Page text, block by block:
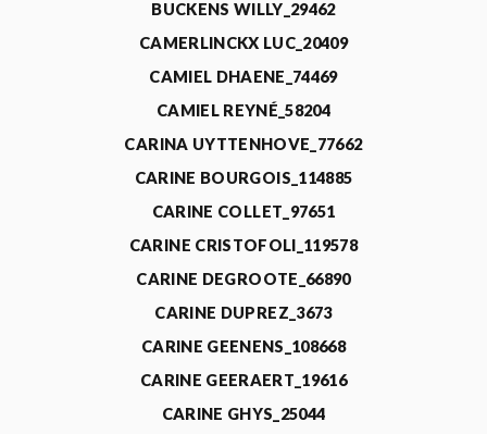
BUCKENS WILLY_29462
CAMERLINCKX LUC_20409
CAMIEL DHAENE_74469
CAMIEL REYNÉ_58204
CARINA UYTTENHOVE_77662
CARINE BOURGOIS_114885
CARINE COLLET_97651
CARINE CRISTOFOLI_119578
CARINE DEGROOTE_66890
CARINE DUPREZ_3673
CARINE GEENENS_108668
CARINE GEERAERT_19616
CARINE GHYS_25044